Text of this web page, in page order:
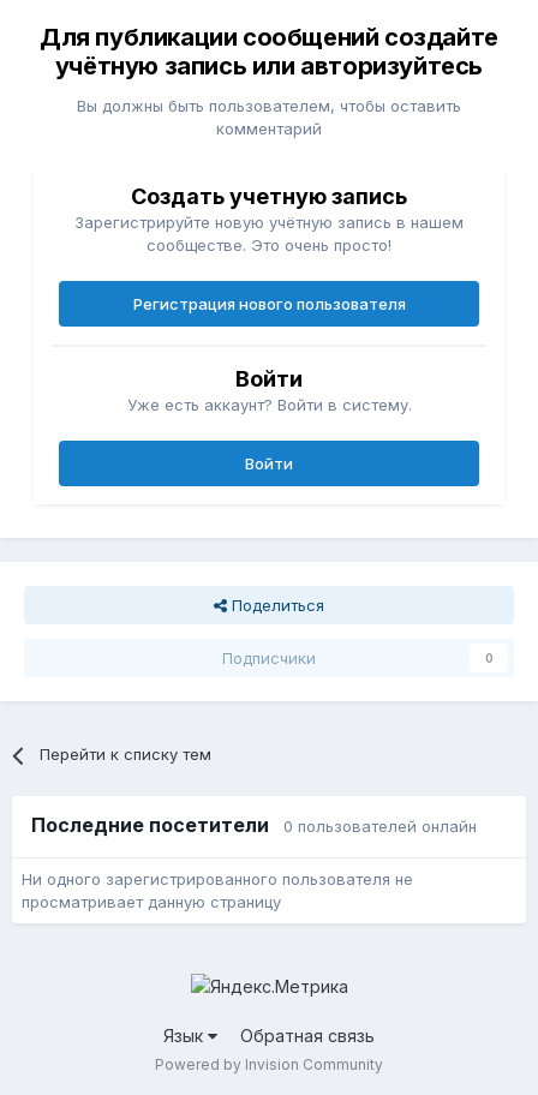
Для публикации сообщений создайте
учётную запись или авторизуйтесь
Вы должны быть пользователем, чтобы оставить
комментарий
Создать учетную запись
Зарегистрируйте новую учётную запись в нашем
сообществе. Это очень просто!
Регистрация нового пользователя
Войти
Уже есть аккаунт? Войти в систему.
Войти
Поделиться
Подписчики 0
Перейти к списку тем
Последние посетители 0 пользователей онлайн
Ни одного зарегистрированного пользователя не
просматривает данную страницу
Язык Обратная связь
Powered by Invision Community